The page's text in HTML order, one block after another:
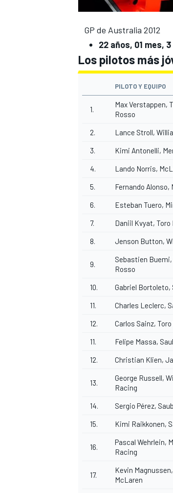
MÁS CATEGORÍAS
GP de Australia 2012
22 años, 01 mes,
Los pilotos más
PILOTO Y EQUIPO
1.
Max Verstappen,
Rosso
2. Lance Stroll,
3. Kimi Antonelli,
4. Lando Norris,
5. Fernando Alonso,
6. Esteban Tuero,
7. Daniil Kvyat, Toro
8. Jenson Button,
9.
Sebastien Buemi,
Rosso
10. Gabriel Bortoleto,
11. Charles Leclerc,
12. Carlos Sainz,
11. Felipe Massa,
12. Christian Klien,
13.
George Russell,
Racing
14. Sergio Pérez,
15. Kimi Raikkonen,
16.
Pascal Wehrlein,
Racing
17.
Kevin Magnussen,
McLaren